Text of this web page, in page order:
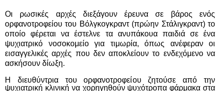
Οι ρωσικές αρχές διεξάγουν έρευνα σε βάρος ενός
ορφανοτροφείου του Βόλγκογκραντ (πρώην Στάλιγκραντ) το
οποίο φέρεται να έστελνε τα ανυπάκουα παιδιά σε ένα
ψυχιατρικό νοσοκομείο για τιμωρία, όπως ανέφεραν οι
εισαγγελικές αρχές που δεν αποκλείουν το ενδεχόμενο να
ασκήσουν δίωξη.
Η διευθύντρια του ορφανοτροφείου ζητούσε από την
ψυχιατρική κλινική να χορηγηθούν ψυχότροπα φάρμακα στα